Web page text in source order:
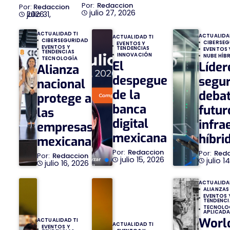
Redaccion
julio 31, 2026
Redaccion
julio 27, 2026
ACTUALIDAD TI
CIBERSEGURIDAD
EVENTOS Y
TENDENCIAS
TECNOLOGÍA
Alianza
nacional
protege a
las
empresas
mexicanas
Redaccion
julio 16, 2026
ACTUALIDAD TI
EVENTOS Y
TENDENCIAS
INNOVACIÓN
El
despegue
de la
banca
digital
mexicana
Redaccion
julio 15, 2026
EVENTOS
NUBE
julio
ACTUALIDAD TI
EVENTOS Y
ACTUALIDAD TI
ALIANZAS
EVENTOS
APLICADA